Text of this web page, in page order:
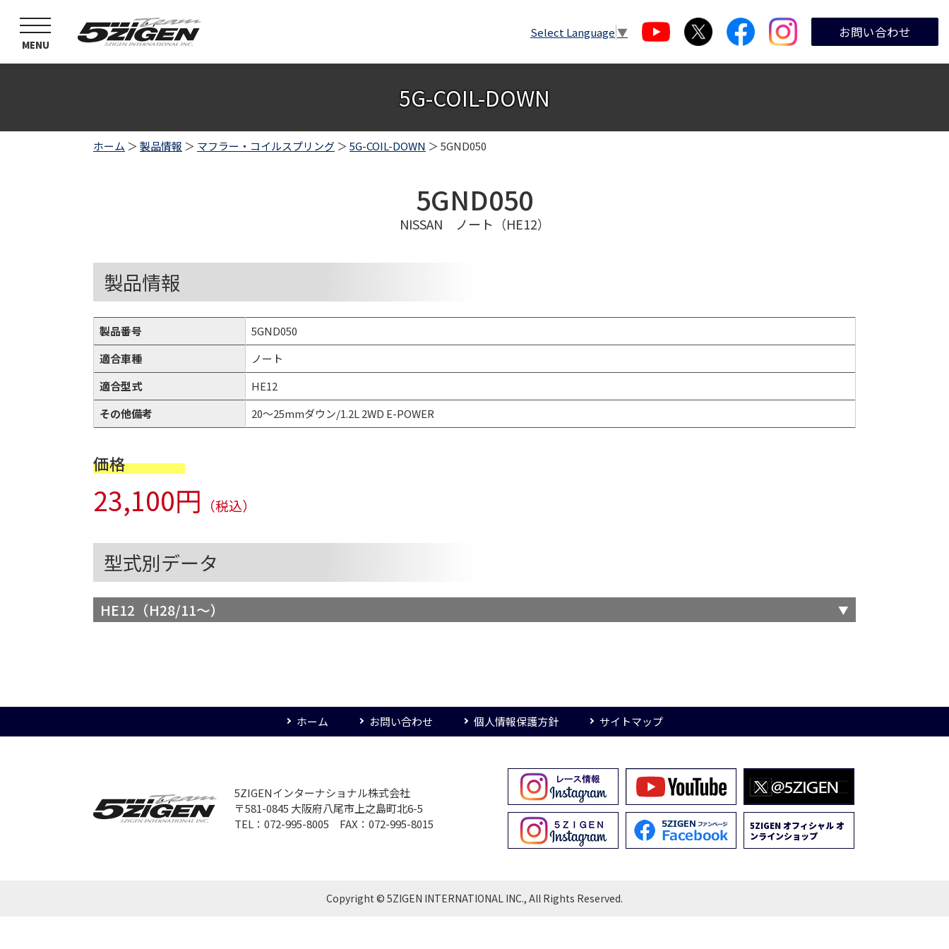
toggle
navigation
MENU
Select Language ▼ お問い合わせ
5G-COIL-DOWN
ホーム ＞製品情報 ＞ マフラー・コイルスプリング ＞5G-COIL-DOWN ＞ 5GND050
5GND050
NISSAN ノート（HE12）
製品情報
製品番号
5GND050
適合車種
ノート
適合型式
HE12
その他備考
20～25mmダウン/1.2L 2WD E-POWER
価格
23,100円 （税込）
型式別データ
HE12（H28/11～）
ホーム お問い合わせ 個人情報保護方針 サイトマップ
5ZIGENインターナショナル株式会社
〒581-0845 大阪府八尾市上之島町北6-5
TEL：072-995-8005 FAX：072-995-8015
5ZIGEN オフィシャル オ
ンラインショップ
Copyright © 5ZIGEN INTERNATIONAL INC., All Rights Reserved.